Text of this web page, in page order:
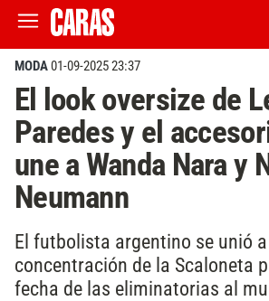
MODA01-09-2025 23:37
El look oversize de
Paredes y el
une a Wanda Nara y
Neumann
El futbolista argentino se unió
concentración de la Scaloneta
fecha de las eliminatorias al